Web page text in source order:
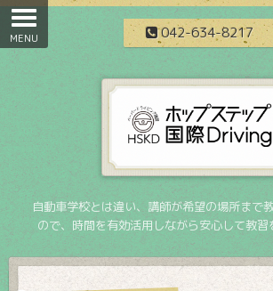
042-634-8217
自動車学校とは違い、講師が希望の場所まで
ので、時間を有効活用しながら安心して教習